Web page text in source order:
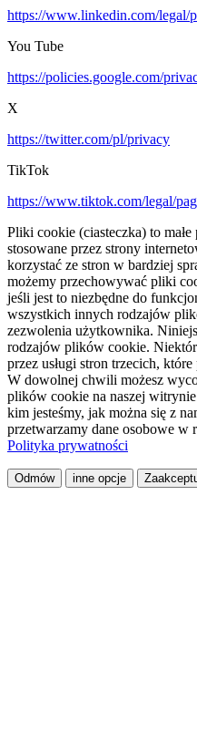
https://www.linkedin.com/legal/
You Tube
https://policies.google.com/
X
https://twitter.com/pl/privacy
TikTok
https://www.tiktok.com/legal/
Pliki cookie (ciasteczka) to
stosowane przez strony
korzystać ze stron w bardziej
możemy przechowywać pliki
jeśli jest to niezbędne do
wszystkich innych rodzajów
zezwolenia użytkownika.
rodzajów plików cookie.
przez usługi stron trzecich,
W dowolnej chwili możesz
plików cookie na naszej
kim jesteśmy, jak można się z
przetwarzamy dane osobowe w
Polityka prywatności
Odmów inne opcje